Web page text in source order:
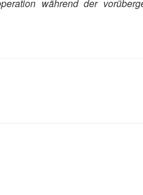
während der